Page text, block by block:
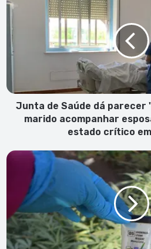
de
dá
parecer
"não
para
marido
acompanhar
esposa
e
crítico
Portugal
Junta de Saúde dá parecer
marido acompanhar
estado crítico
PJ
apreende
gramas
cannabis
derivados